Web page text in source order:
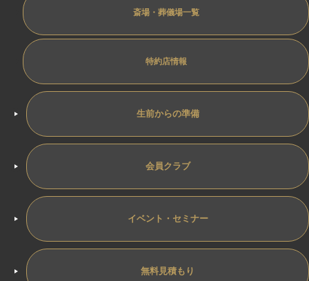
斎場・葬儀場一覧
特約店情報
生前からの準備
会員クラブ
イベント・セミナー
無料見積もり